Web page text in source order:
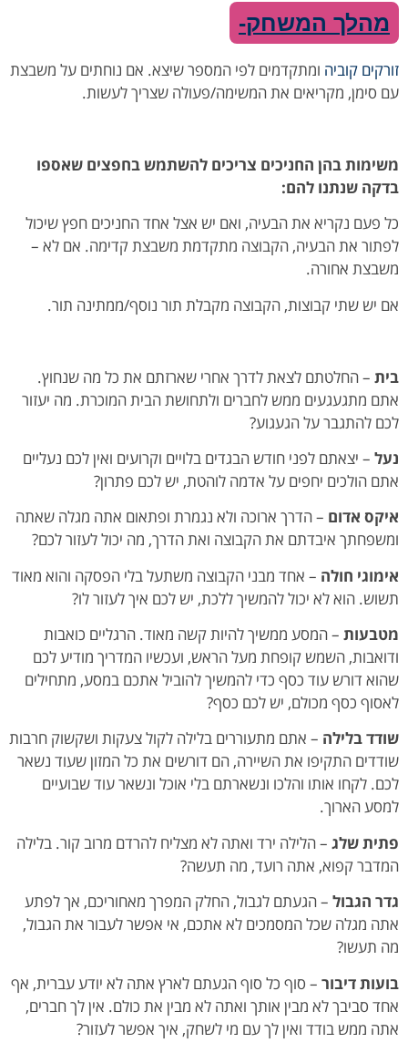
מהלך המשחק-
זורקים קוביה ומתקדמים לפי המספר שיצא. אם נוחתים על משבצת
עם סימן, מקריאים את המשימה/פעולה שצריך לעשות.
משימות בהן החניכים צריכים להשתמש בחפצים שאספו
בדקה שנתנו להם:
כל פעם נקריא את הבעיה, ואם יש אצל אחד החניכים חפץ שיכול
לפתור את הבעיה, הקבוצה מתקדמת משבצת קדימה. אם לא –
משבצת אחורה.
אם יש שתי קבוצות, הקבוצה מקבלת תור נוסף/ממתינה תור.
בית – החלטתם לצאת לדרך אחרי שארזתם את כל מה שנחוץ.
אתם מתגעגעים ממש לחברים ולתחושת הבית המוכרת. מה יעזור
לכם להתגבר על הגעגוע?
נעל – יצאתם לפני חודש הבגדים בלויים וקרועים ואין לכם נעליים
אתם הולכים יחפים על אדמה לוהטת, יש לכם פתרון?
איקס אדום – הדרך ארוכה ולא נגמרת ופתאום אתה מגלה שאתה
ומשפחתך איבדתם את הקבוצה ואת הדרך, מה יכול לעזור לכם?
אימוגי חולה – אחד מבני הקבוצה משתעל בלי הפסקה והוא מאוד
תשוש. הוא לא יכול להמשיך ללכת, יש לכם איך לעזור לו?
מטבעות – המסע ממשיך להיות קשה מאוד. הרגליים כואבות
ודואבות, השמש קופחת מעל הראש, ועכשיו המדריך מודיע לכם
שהוא דורש עוד כסף כדי להמשיך להוביל אתכם במסע, מתחילים
לאסוף כסף מכולם, יש לכם כסף?
שודד בלילה – אתם מתעוררים בלילה לקול צעקות ושקשוק חרבות
שודדים התקיפו את השיירה, הם דורשים את כל המזון שעוד נשאר
לכם. לקחו אותו והלכו ונשארתם בלי אוכל ונשאר עוד שבועיים
למסע הארוך.
פתית שלג – הלילה ירד ואתה לא מצליח להרדם מרוב קור. בלילה
המדבר קפוא, אתה רועד, מה תעשה?
גדר הגבול – הגעתם לגבול, החלק המפרך מאחוריכם, אך לפתע
אתה מגלה שכל המסמכים לא אתכם, אי אפשר לעבור את הגבול,
מה תעשו?
בועות דיבור – סוף כל סוף הגעתם לארץ אתה לא יודע עברית, אף
אחד סביבך לא מבין אותך ואתה לא מבין את כולם. אין לך חברים,
אתה ממש בודד ואין לך עם מי לשחק, איך אפשר לעזור?